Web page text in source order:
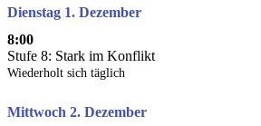
Dienstag 1. Dezember
8:00
Stufe 8: Stark im Konflikt
Wiederholt sich täglich
Mittwoch 2. Dezember